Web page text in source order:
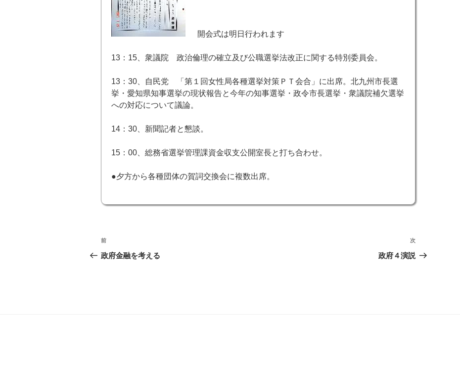
開会式は明日行われます
13：15、衆議院 政治倫理の確立及び公職選挙法改正に関する特別委員会。
13：30、自民党 「第１回女性局各種選挙対策ＰＴ会合」に出席。北九州市長選
挙・愛知県知事選挙の現状報告と今年の知事選挙・政令市長選挙・衆議院補欠選挙
への対応について議論。
14：30、新聞記者と懇談。
15：00、総務省選挙管理課資金収支公開室長と打ち合わせ。
●夕方から各種団体の賀詞交換会に複数出席。
投
稿
前
の
前
政府金融を考える
次
の
次
政府４演説